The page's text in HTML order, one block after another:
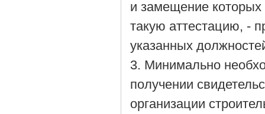
и замещение
такую аттестацию, -
указанных
3. Минимально
получении
организации